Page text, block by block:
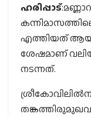
ഹരിപ്പാട്
എത്തിയത്
ശേഷമാണ്
നടന്നത്.